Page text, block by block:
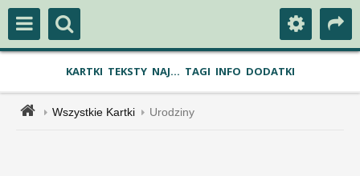
KARTKI TEKSTY NAJ... TAGI INFO DODATKI
Wszystkie Kartki Urodziny